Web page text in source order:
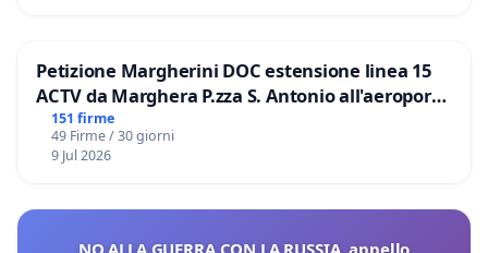
Petizione Margherini DOC estensione linea 15
ACTV da Marghera P.zza S. Antonio all'aeroporto
Marco Polo tariffa a € 1,50
151 firme
49 Firme / 30 giorni
9 Jul 2026